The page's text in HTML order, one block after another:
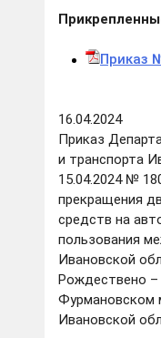
Приказ
16.04.2024
Приказ
и транспорта
15.04.2024 №
прекращения
средств на
пользования
Ивановской
Рождествено –
Фурмановском
Ивановской